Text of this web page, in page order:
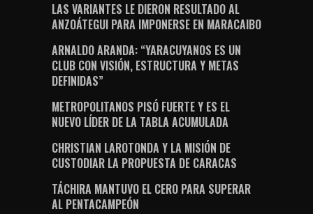
LAS VARIANTES LE DIERON RESULTADO AL
ANZOÁTEGUI PARA IMPONERSE EN MARACAIBO
ARNALDO ARANDA: “YARACUYANOS ES UN
CLUB CON VISIÓN, ESTRUCTURA Y METAS
DEFINIDAS”
METROPOLITANOS PISÓ FUERTE Y ES EL
NUEVO LÍDER DE LA TABLA ACUMULADA
CHRISTIAN LAROTONDA Y LA MISIÓN DE
CUSTODIAR LA PROPUESTA DE CARACAS
TÁCHIRA MANTUVO EL CERO PARA SUPERAR
AL PENTACAMPEÓN